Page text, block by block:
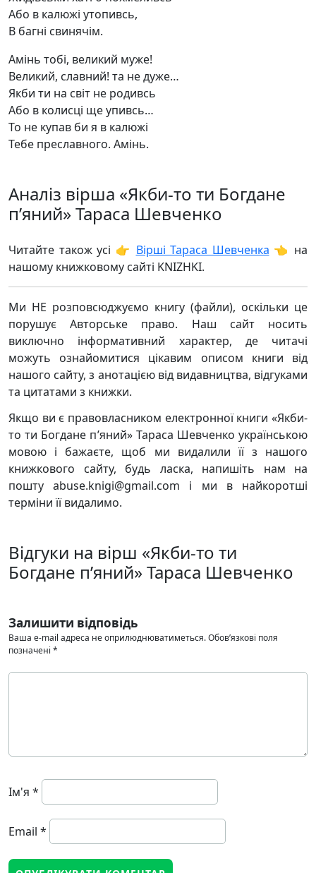
Або в калюжі утопивсь,
В багні свинячім.
Амінь тобі, великий муже!
Великий, славний! та не дуже…
Якби ти на світ не родивсь
Або в колисці ще упивсь…
То не купав би я в калюжі
Тебе преславного. Амінь.
Аналіз вірша «Якби-то ти Богдане
п’яний» Тараса Шевченко
Читайте також усі 👉 Вірші Тараса Шевченка 👈 на
нашому книжковому сайті KNIZHKI.
Ми НЕ розповсюджуємо книгу (файли), оскільки це
порушує Авторське право. Наш сайт носить
виключно інформативний характер, де читачі
можуть ознайомитися цікавим описом книги від
нашого сайту, з анотацією від видавництва, відгуками
та цитатами з книжки.
Якщо ви є правовласником електронної книги «Якби-
то ти Богдане п’яний» Тараса Шевченко українською
мовою і бажаєте, щоб ми видалили її з нашого
книжкового сайту, будь ласка, напишіть нам на
пошту abuse.knigi@gmail.com і ми в найкоротші
терміни її видалимо.
Відгуки на вірш «Якби-то ти
Богдане п’яний» Тараса Шевченко
Залишити відповідь
Ваша e-mail адреса не оприлюднюватиметься.Обов’язкові поля
позначені *
Ім'я *
Email *